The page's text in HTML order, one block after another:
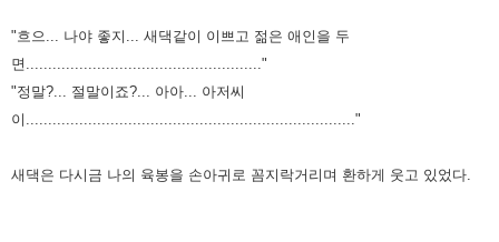
"흐으... 나야 좋지... 새댁같이 이쁘고 젊은 애인을 두
면....................................................."
"정말?... 절말이죠?... 아아... 아저씨
이.........................................................................."
새댁은 다시금 나의 육봉을 손아귀로 꼼지락거리며 환하게 웃고 있었다.